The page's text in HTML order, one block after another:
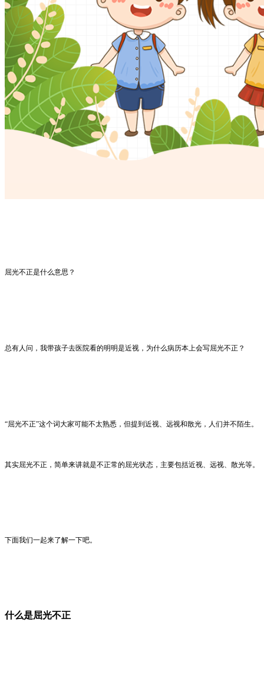
屈光不正是什么意思？
总有人问，我带孩子去医院看的明明是近视，为什么病历本上会写屈光不正？
“屈光不正”这个词大家可能不太熟悉，但提到近视、远视和散光，人们并不陌生。
其实屈光不正，简单来讲就是不正常的屈光状态，主要包括近视、远视、散光等。
下面我们一起来了解一下吧。
什么是屈光不正